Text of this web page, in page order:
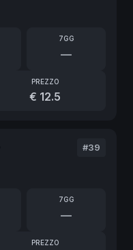
7GG
—
PREZZO
€ 12.5
#39
7GG
—
PREZZO